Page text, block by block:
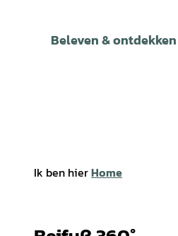
Beleven & ontdekken
Ik ben hierHome